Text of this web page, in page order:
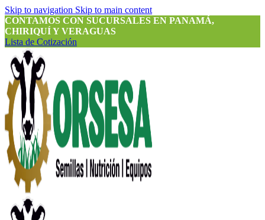
Skip to navigation Skip to main content
CONTAMOS CON SUCURSALES EN PANAMÁ,
CHIRIQUÍ Y VERAGUAS
Lista de Cotización